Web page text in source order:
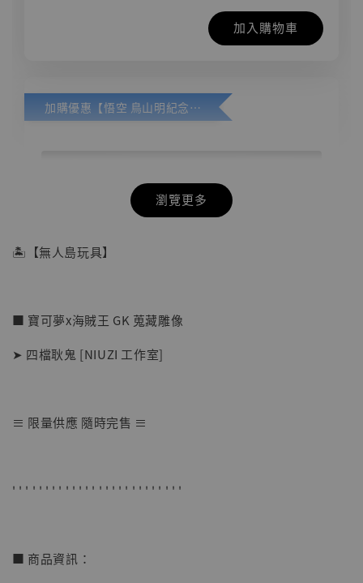
加入購物車
加購優惠【悟空 鳥山明紀念款 [奇蹟工作室]】
瀏覽更多
🏝【無人島玩具】
■ 寶可夢x海賊王 GK 蒐藏雕像
➤ 四檔耿鬼 [NIUZI 工作室]
≡ 限量供應 隨時完售 ≡
' ' ' ' ' ' ' ' ' ' ' ' ' ' ' ' ' ' ' ' ' ' ' ' ' '
■ 商品資訊：